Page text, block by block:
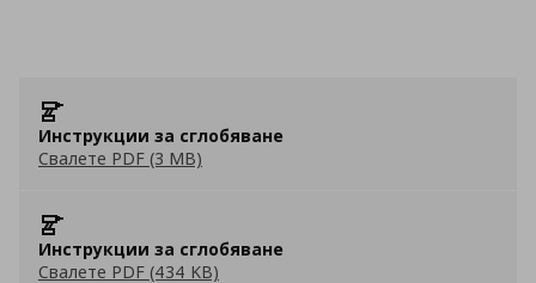
Инструкции за сглобяване
Свалете PDF (3 MB)
Инструкции за сглобяване
Свалете PDF (434 KB)